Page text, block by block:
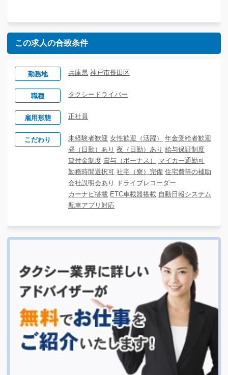
この求人の合致条件
勤務地 兵庫県 神戸市長田区
職種 タクシードライバー
雇用形態 正社員
こだわり 未経験者歓迎 女性歓迎（活躍）
年金受給者歓迎
昼（日勤）あり 夜（日勤）あり 給与保証制度
貸付金制度 賞与（ボーナス）
マイカー通勤可
勤務時間選択可 社宅（寮）完備 住宅費等の補助
会社説明会あり
ドライブレコーダー
カーナビ搭載 ETC車載器搭載 自動日報システム
配車アプリ対応